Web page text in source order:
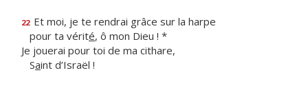
22 Et moi, je te rendrai grâce sur la harpe
pour ta vérité, ô mon Dieu ! *
Je jouerai pour toi de ma cithare,
Saint d’Israël !